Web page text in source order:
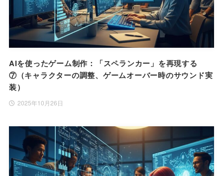
AIを使ったゲーム制作：「スペランカー」を再現する
⑦（キャラクターの調整、ゲームオーバー時のサウンド実
装）
2025年10月26日